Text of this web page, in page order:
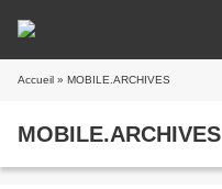
Accueil » MOBILE.ARCHIVES
MOBILE.ARCHIVES